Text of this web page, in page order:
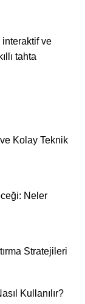
interaktif ve
tahta
Kolay Teknik
Neler
Stratejileri
Kullanılır?